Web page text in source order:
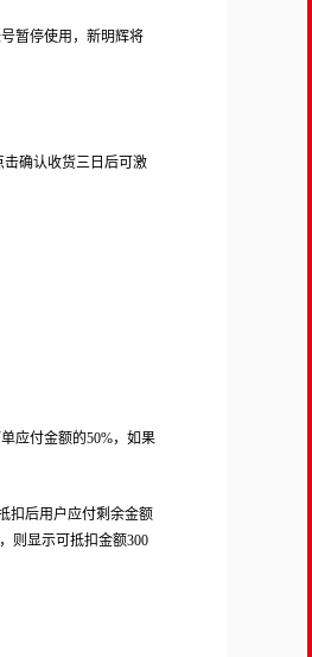
暂停使用，新明辉将
确认收货三日后可激
应付金额的50%，如果
扣后用户应付剩余金额
则显示可抵扣金额300